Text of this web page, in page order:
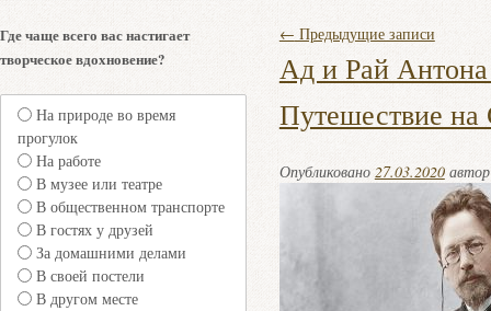
← Предыдущие записи
Ад и Рай
Путешествие на
Опубликовано 27.03.2020
Где чаще всего вас настигает
творческое вдохновение?
На природе во время
прогулок
На работе
В музее или театре
В общественном транспорте
В гостях у друзей
За домашними делами
В своей постели
В другом месте